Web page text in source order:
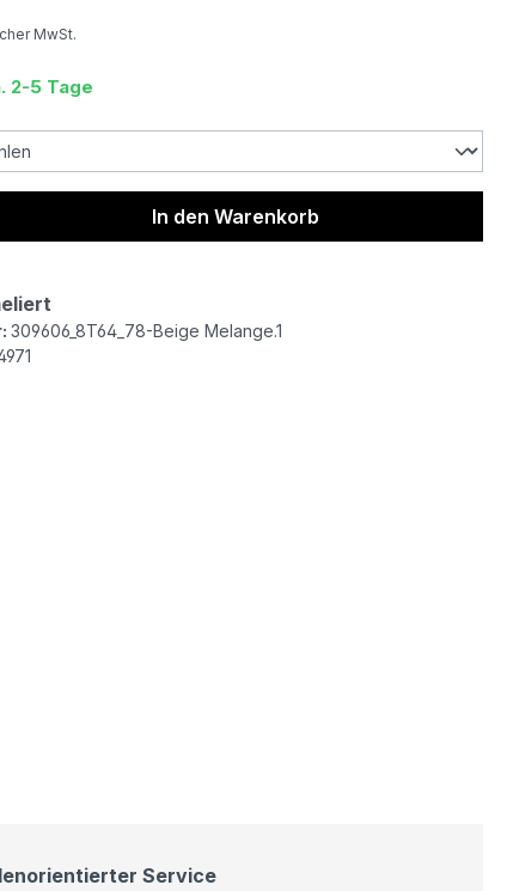
MwSt.
2-5 Tage
Gib den gewünschten Wert
In den Warenkorb
309606_8T64_78-Beige Melange.1
Service